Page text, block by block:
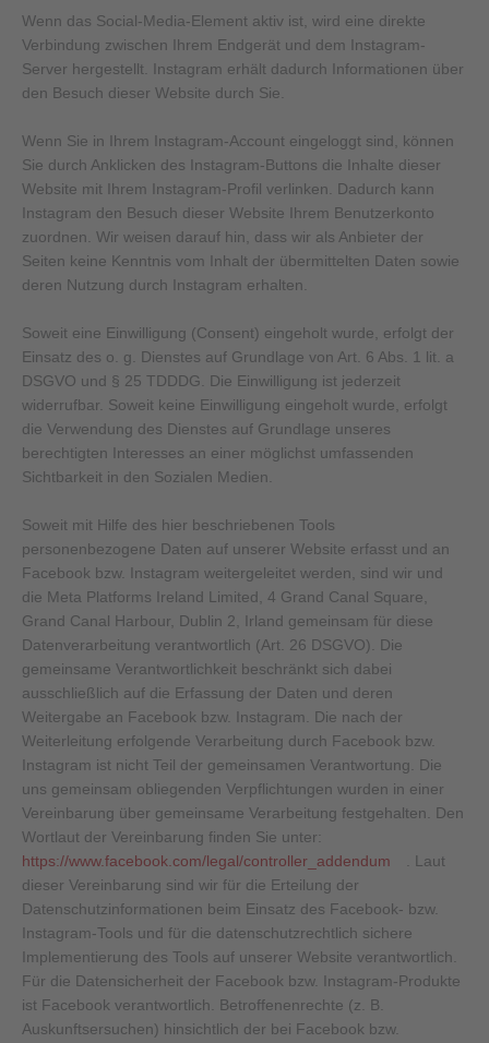
Wenn das Social-Media-Element aktiv ist, wird eine direkte
Verbindung zwischen Ihrem Endgerät und dem Instagram-
Server hergestellt. Instagram erhält dadurch Informationen über
den Besuch dieser Website durch Sie.
Wenn Sie in Ihrem Instagram-Account eingeloggt sind, können
Sie durch Anklicken des Instagram-Buttons die Inhalte dieser
Website mit Ihrem Instagram-Profil verlinken. Dadurch kann
Instagram den Besuch dieser Website Ihrem Benutzerkonto
zuordnen. Wir weisen darauf hin, dass wir als Anbieter der
Seiten keine Kenntnis vom Inhalt der übermittelten Daten sowie
deren Nutzung durch Instagram erhalten.
Soweit eine Einwilligung (Consent) eingeholt wurde, erfolgt der
Einsatz des o. g. Dienstes auf Grundlage von Art. 6 Abs. 1 lit. a
DSGVO und § 25 TDDDG. Die Einwilligung ist jederzeit
widerrufbar. Soweit keine Einwilligung eingeholt wurde, erfolgt
die Verwendung des Dienstes auf Grundlage unseres
berechtigten Interesses an einer möglichst umfassenden
Sichtbarkeit in den Sozialen Medien.
Soweit mit Hilfe des hier beschriebenen Tools
personenbezogene Daten auf unserer Website erfasst und an
Facebook bzw. Instagram weitergeleitet werden, sind wir und
die Meta Platforms Ireland Limited, 4 Grand Canal Square,
Grand Canal Harbour, Dublin 2, Irland gemeinsam für diese
Datenverarbeitung verantwortlich (Art. 26 DSGVO). Die
gemeinsame Verantwortlichkeit beschränkt sich dabei
ausschließlich auf die Erfassung der Daten und deren
Weitergabe an Facebook bzw. Instagram. Die nach der
Weiterleitung erfolgende Verarbeitung durch Facebook bzw.
Instagram ist nicht Teil der gemeinsamen Verantwortung. Die
uns gemeinsam obliegenden Verpflichtungen wurden in einer
Vereinbarung über gemeinsame Verarbeitung festgehalten. Den
Wortlaut der Vereinbarung finden Sie unter:
https://www.facebook.com/legal/controller_addendum
. Laut
dieser Vereinbarung sind wir für die Erteilung der
Datenschutzinformationen beim Einsatz des Facebook- bzw.
Instagram-Tools und für die datenschutzrechtlich sichere
Implementierung des Tools auf unserer Website verantwortlich.
Für die Datensicherheit der Facebook bzw. Instagram-Produkte
ist Facebook verantwortlich. Betroffenenrechte (z. B.
Auskunftsersuchen) hinsichtlich der bei Facebook bzw.